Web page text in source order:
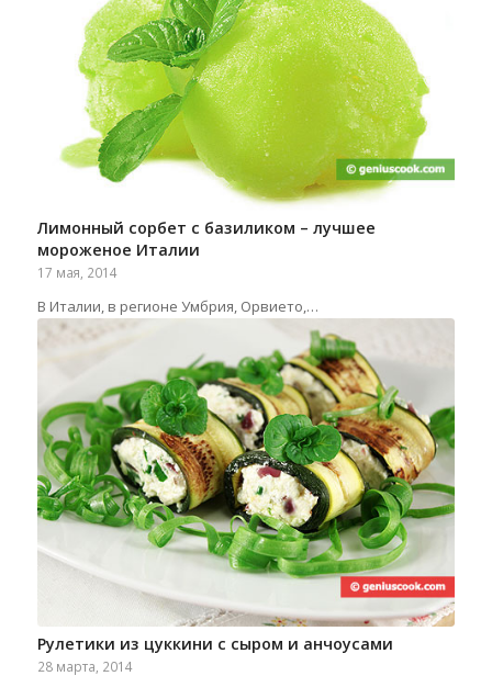
Лимонный сорбет с базиликом – лучшее
мороженое Италии
17 мая, 2014
В Италии, в регионе Умбрия, Орвието,…
Рулетики из цуккини с сыром и анчоусами
28 марта, 2014